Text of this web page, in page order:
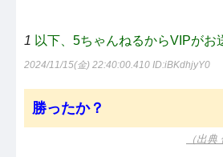
1 以下、5ちゃんねるからVIPがお
2024/11/15(金) 22:40:00.410 ID:iBKdhjyY0
勝ったか？
（出